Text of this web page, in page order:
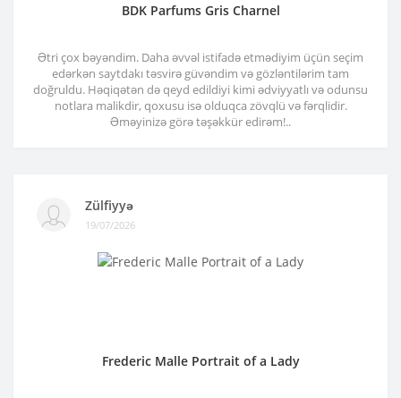
BDK Parfums Gris Charnel
Ətri çox bəyəndim. Daha əvvəl istifadə etmədiyim üçün seçim
edərkən saytdakı təsvirə güvəndim və gözləntilərim tam
doğruldu. Həqiqətən də qeyd edildiyi kimi ədviyyatlı və odunsu
notlara malikdir, qoxusu isə olduqca zövqlü və fərqlidir.
Əməyinizə görə təşəkkür edirəm!..
Zülfiyyə
19/07/2026
Frederic Malle Portrait of a Lady